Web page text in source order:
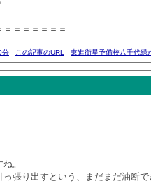
＝＝＝＝＝＝
分 この記事のURL 東進衛星予備校八千代緑
。
張り出すという、まだまだ油断で